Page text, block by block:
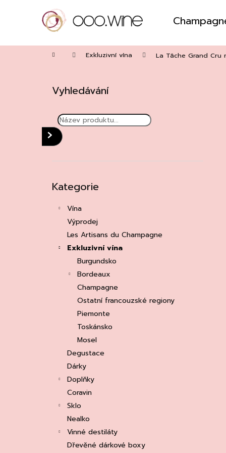
Domů Exkluzivní vína La Tâche Grand Cru
r
a
n
Vyhledávání
HLEDAT
kategorie
Kategorie
Vína
Výprodej
Les Artisans du Champagne
Exkluzivní vína
Burgundsko
Bordeaux
Champagne
Ostatní francouzské regiony
Piemonte
Toskánsko
Mosel
Degustace
Dárky
Doplňky
Coravin
Sklo
Nealko
Vinné destiláty
Dřevěné dárkové boxy
Zpět
ASOLO PROSECCO SUPERIORE DOCG
BRUT, MARTIGNAGO
253 Kč
Původně: 335 Kč